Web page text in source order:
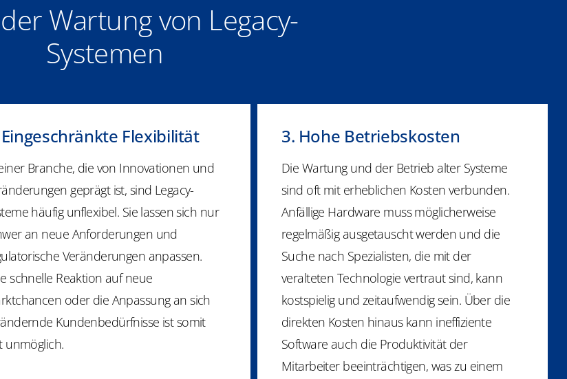
Wartung von Legacy-
Systemen
Flexibilität
Branche, die von Innovationen und
geprägt ist, sind Legacy-
häufig unflexibel. Sie lassen sich nur
an neue Anforderungen und
Veränderungen anpassen.
schnelle Reaktion auf neue
oder die Anpassung an sich
Kundenbedürfnisse ist somit
unmöglich.
3. Hohe Betriebskosten
Die Wartung und der Betrieb alter Systeme
sind oft mit erheblichen Kosten verbunden.
Anfällige Hardware muss möglicherweise
regelmäßig ausgetauscht werden und die
Suche nach Spezialisten, die mit der
veralteten Technologie vertraut sind, kann
kostspielig und zeitaufwendig sein. Über die
direkten Kosten hinaus kann ineffiziente
Software auch die Produktivität der
Mitarbeiter beeinträchtigen, was zu einem